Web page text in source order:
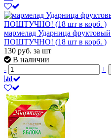
мармелад Ударница фруктовый
ПОШТУЧНО! (18 шт в корб. )
130 руб. за шт
В наличии
-
+